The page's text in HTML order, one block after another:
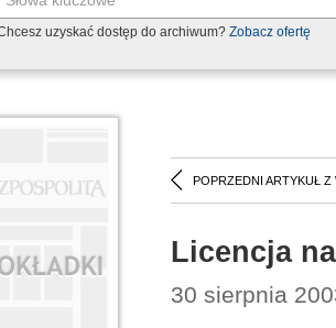
uzyskać dostęp do archiwum? Zobacz ofertę
POPRZEDNI ARTYKUŁ Z
Licencja
30 sierpnia